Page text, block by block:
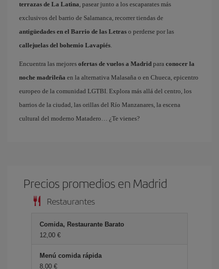
terrazas de La Latina, pasear junto a los escaparates más
exclusivos del barrio de Salamanca, recorrer tiendas de
antigüedades en el Barrio de las Letras o perderse por las
callejuelas del bohemio Lavapiés.
Encuentra las mejores ofertas de vuelos a Madrid para conocer la
noche madrileña en la alternativa Malasaña o en Chueca, epicentro
europeo de la comunidad LGTBI. Explora más allá del centro, los
barrios de la ciudad, las orillas del Río Manzanares, la escena
cultural del moderno Matadero… ¿Te vienes?
Precios promedios en Madrid
Restaurantes
Comida, Restaurante Barato
12,00 €
Menú comida rápida
8,00 €